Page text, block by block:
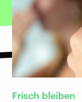
Frisch bleiben